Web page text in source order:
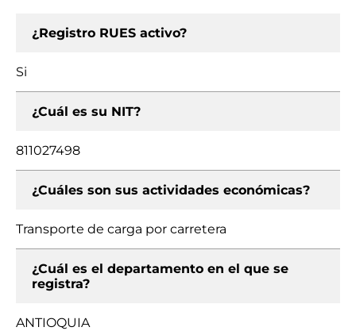
¿Registro RUES activo?
Si
¿Cuál es su NIT?
811027498
¿Cuáles son sus actividades económicas?
Transporte de carga por carretera
¿Cuál es el departamento en el que se
registra?
ANTIOQUIA